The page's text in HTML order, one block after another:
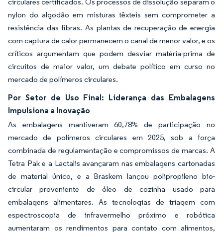
nylon do algodão em misturas têxteis sem comprometer a
resistência das fibras. As plantas de recuperação de energia
com captura de calor permanecem o canal de menor valor, e os
críticos argumentam que podem desviar matéria-prima de
circuitos de maior valor, um debate político em curso no
mercado de polímeros circulares.
Por Setor de Uso Final: Liderança das Embalagens
Impulsiona a Inovação
As embalagens mantiveram 60,78% de participação no
mercado de polímeros circulares em 2025, sob a força
combinada de regulamentação e compromissos de marcas. A
Tetra Pak e a Lactalis avançaram nas embalagens cartonadas
de material único, e a Braskem lançou polipropileno bio-
circular proveniente de óleo de cozinha usado para
embalagens alimentares. As tecnologias de triagem com
espectroscopia de infravermelho próximo e robótica
aumentaram os rendimentos para contato com alimentos,